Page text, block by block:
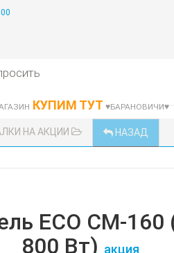
КУПИМ ТУТ ♥БАРАНОВИЧИ♥
НА АКЦИИ НАЗАД
ECO CM-
800 Вт) акция